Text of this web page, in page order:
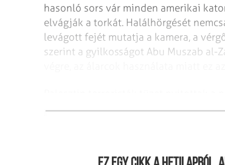
hasonló sors vár minden amerikai
elvágják a torkát. Halálhörgését
levágott fejét mutatja a kamera, a
szerint a gyilkosságot Abu Muszab
kímélnek Fotó: Reuters